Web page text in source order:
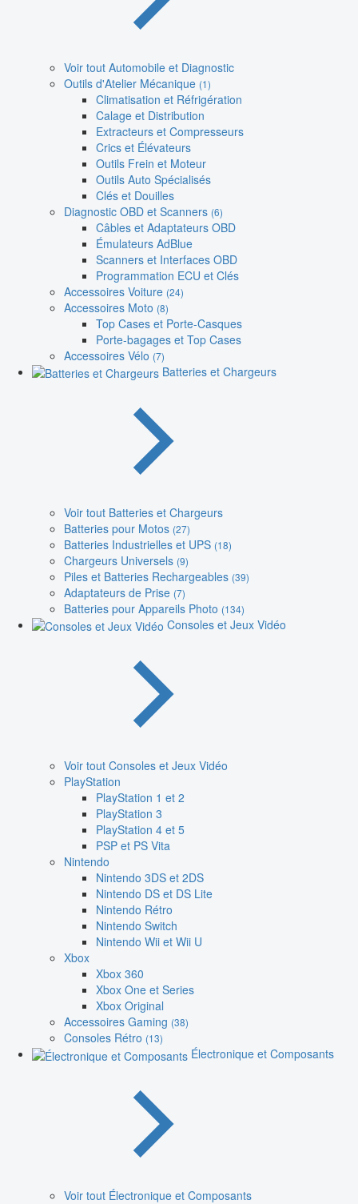
Voir tout Automobile et Diagnostic
Outils d'Atelier Mécanique (1)
Climatisation et Réfrigération
Calage et Distribution
Extracteurs et Compresseurs
Crics et Élévateurs
Outils Frein et Moteur
Outils Auto Spécialisés
Clés et Douilles
Diagnostic OBD et Scanners (6)
Câbles et Adaptateurs OBD
Émulateurs AdBlue
Scanners et Interfaces OBD
Programmation ECU et Clés
Accessoires Voiture (24)
Accessoires Moto (8)
Top Cases et Porte-Casques
Porte-bagages et Top Cases
Accessoires Vélo (7)
Batteries et Chargeurs
Voir tout Batteries et Chargeurs
Batteries pour Motos (27)
Batteries Industrielles et UPS (18)
Chargeurs Universels (9)
Piles et Batteries Rechargeables (39)
Adaptateurs de Prise (7)
Batteries pour Appareils Photo (134)
Consoles et Jeux Vidéo
Voir tout Consoles et Jeux Vidéo
PlayStation
PlayStation 1 et 2
PlayStation 3
PlayStation 4 et 5
PSP et PS Vita
Nintendo
Nintendo 3DS et 2DS
Nintendo DS et DS Lite
Nintendo Rétro
Nintendo Switch
Nintendo Wii et Wii U
Xbox
Xbox 360
Xbox One et Series
Xbox Original
Accessoires Gaming (38)
Consoles Rétro (13)
Électronique et Composants
Voir tout Électronique et Composants